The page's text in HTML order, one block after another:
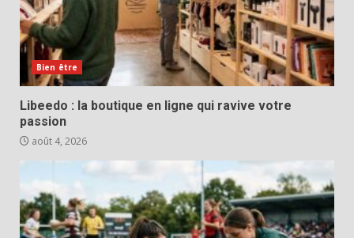
Bien être
Libeedo : la boutique en ligne qui ravive votre
passion
août 4, 2026